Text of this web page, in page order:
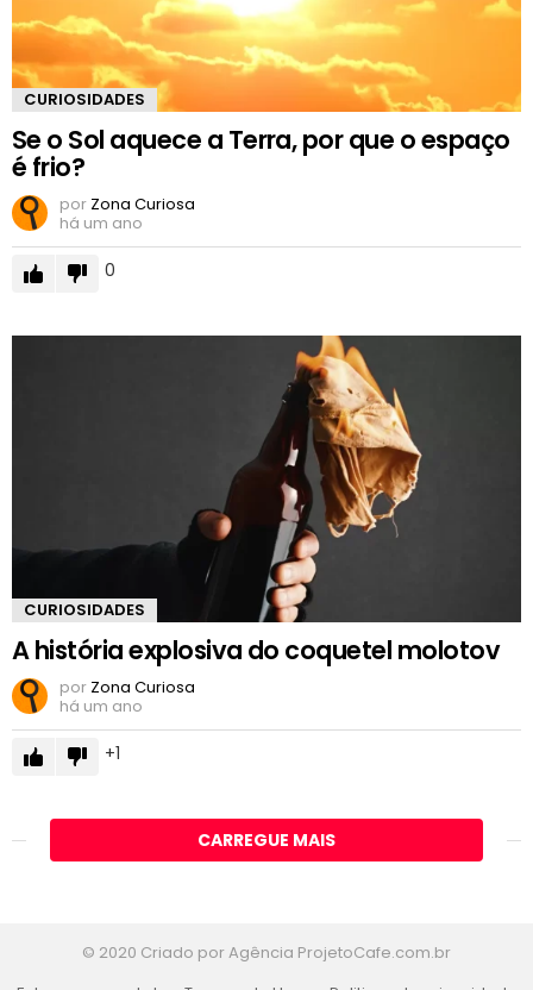
CURIOSIDADES
Se o Sol aquece a Terra, por que o espaço
é frio?
por Zona Curiosa
há um ano
0
CURIOSIDADES
A história explosiva do coquetel molotov
por Zona Curiosa
há um ano
1
CARREGUE MAIS
© 2020 Criado por Agência ProjetoCafe.com.br